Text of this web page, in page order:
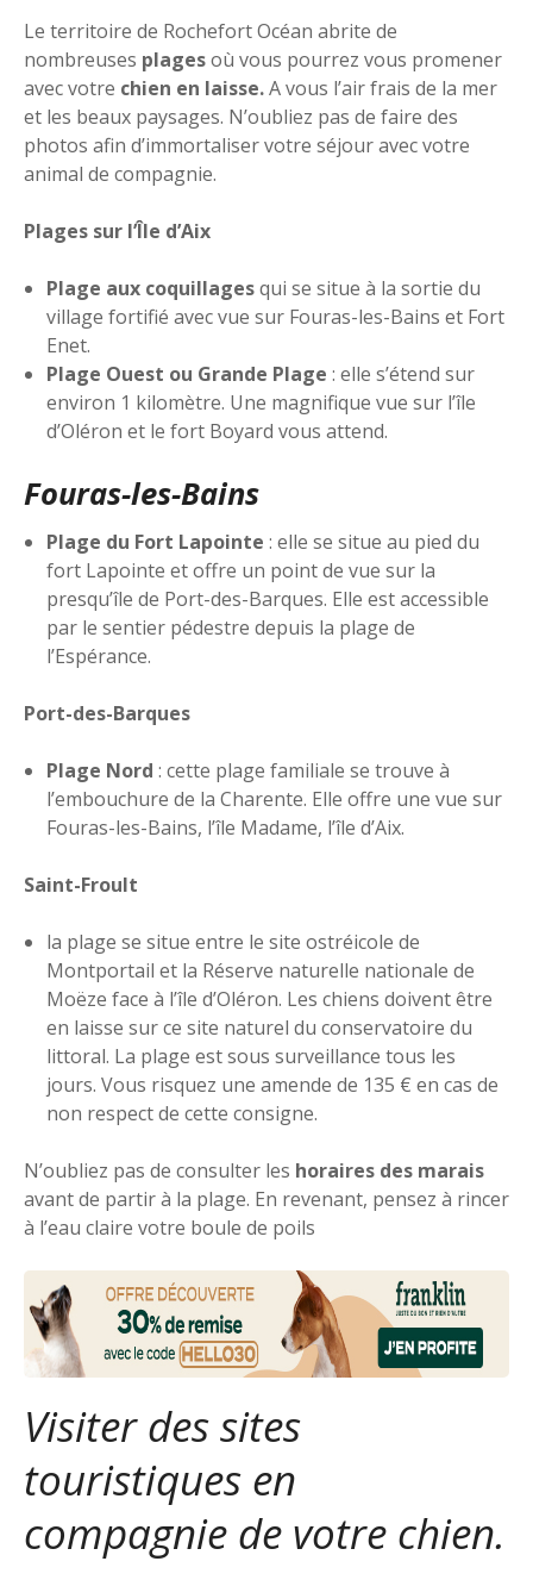
Le territoire de Rochefort Océan abrite de
nombreuses plagesoù vous pourrez vous promener
avec votre chien en laisse.A vous l’air frais de la mer
et les beaux paysages. N’oubliez pas de faire des
photos afin d’immortaliser votre séjour avec votre
animal de compagnie.
Plages sur l’Île d’Aix
Plage aux coquillagesqui se situe à la sortie du
village fortifié avec vue sur Fouras-les-Bains et Fort
Enet.
Plage Ouest ou Grande Plage : elle s’étend sur
environ 1 kilomètre. Une magnifique vue sur l’île
d’Oléron et le fort Boyard vous attend.
Fouras-les-Bains
Plage du Fort Lapointe: elle se situe au pied du
fort Lapointe et offre un point de vue sur la
presqu’île de Port-des-Barques. Elle est accessible
par le sentier pédestre depuis la plage de
l’Espérance.
Port-des-Barques
Plage Nord : cette plage familiale se trouve à
l’embouchure de la Charente. Elle offre une vue sur
Fouras-les-Bains, l’île Madame, l’île d’Aix.
Saint-Froult
la plage se situe entre le site ostréicole de
Montportail et la Réserve naturelle nationale de
Moëze face à l’île d’Oléron. Les chiens doivent être
en laisse sur ce site naturel du conservatoire du
littoral. La plage est sous surveillance tous les
jours. Vous risquez une amende de 135 € en cas de
non respect de cette consigne.
N’oubliez pas de consulter les horaires des marais
avant de partir à la plage. En revenant, pensez à rincer
à l’eau claire votre boule de poils
Visiter des sites
touristiques en
compagnie de votre chien.